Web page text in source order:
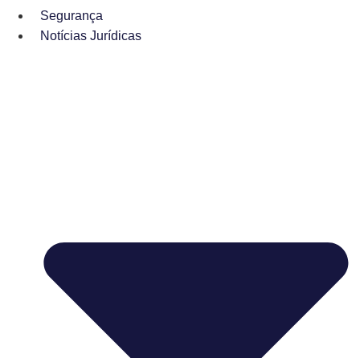
Segurança
Notícias Jurídicas